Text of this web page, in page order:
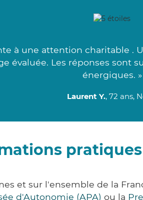
à une attention charitable .
évaluée. Les réponses sont
énergiques. »
Laurent Y., 72 ans,
et sur l'ensemble de la
d'Autonomie (APA) ou la